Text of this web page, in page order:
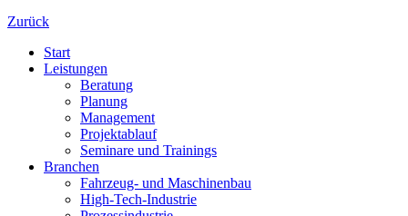
Zurück
Start
Leistungen
Beratung
Planung
Management
Projektablauf
Seminare und Trainings
Branchen
Fahrzeug- und Maschinenbau
High-Tech-Industrie